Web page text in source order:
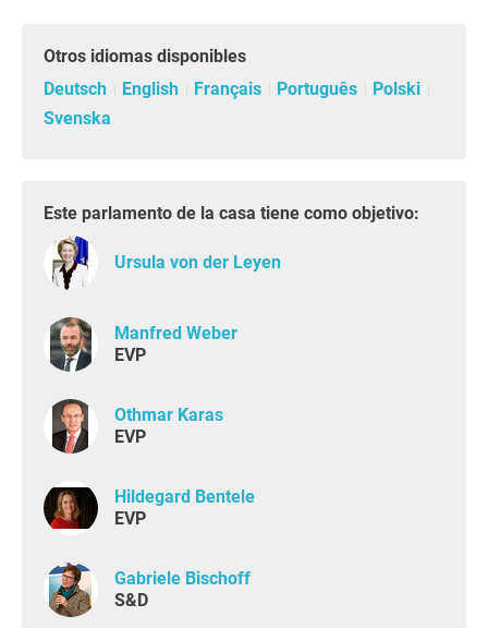
Otros idiomas disponibles
Deutsch
English Français Português
Polski
Svenska
Este parlamento de la casa tiene como objetivo:
Ursula von der Leyen
Manfred Weber
EVP
Othmar Karas
EVP
Hildegard Bentele
EVP
Gabriele Bischoff
S&D